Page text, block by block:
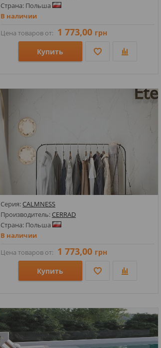
Страна: Польша
В наличии
Цена товаров от: 1 773,00 грн
Купить
Стили: Под камень; Под мрамор;
Цвета:
Серия: CALMNESS
Производитель: CERRAD
Страна: Польша
В наличии
Цена товаров от: 1 773,00 грн
Купить
Стили: Оникс; Под мрамор;
Цвета: